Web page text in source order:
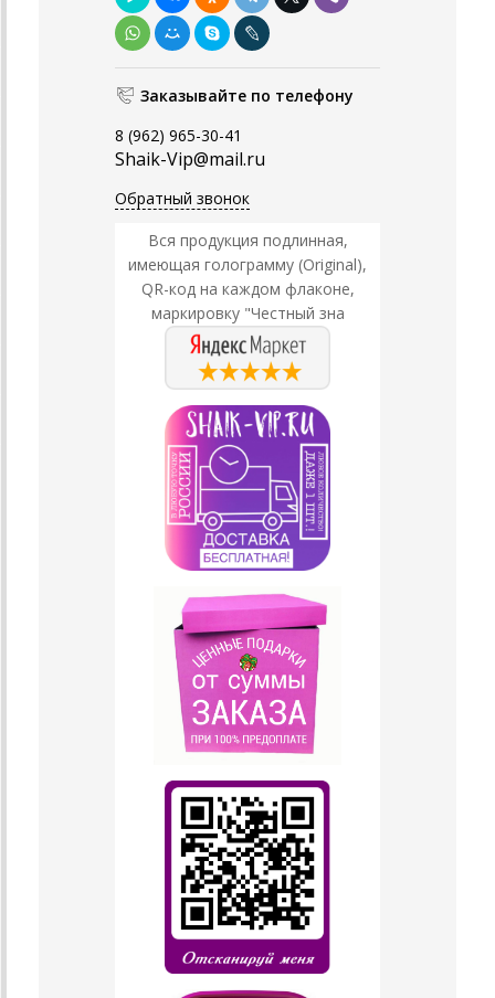
Заказывайте по телефону
8 (962) 965-30-41
Shaik-Vip@mail.ru
Обратный звонок
Вся продукция подлинная,
имеющая голограмму (Original),
QR-код на каждом флаконе,
маркировку "Честный зна